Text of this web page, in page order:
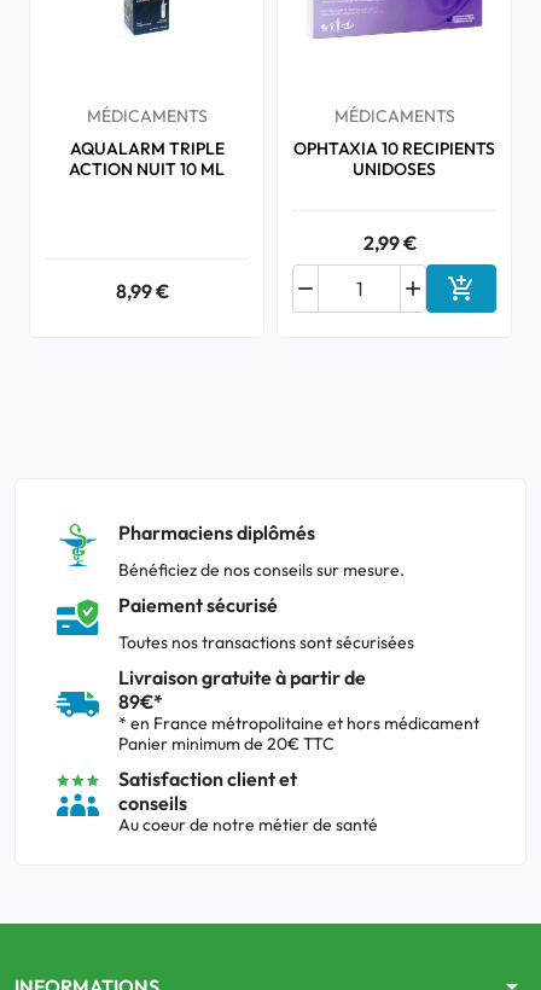
MÉDICAMENTS
AQUALARM TRIPLE
ACTION NUIT 10 ML
8,99 €
MÉDICAMENTS
OPHTAXIA 10 RECIPIENTS
UNIDOSES
2,99 €

 Ajouter
Pharmaciens diplômés
Bénéficiez de nos conseils sur mesure.
Paiement sécurisé
Toutes nos transactions sont sécurisées
Livraison gratuite à partir de
89€*
* en France métropolitaine et hors médicament
Panier minimum de 20€ TTC
Satisfaction client et
conseils
Au coeur de notre métier de santé